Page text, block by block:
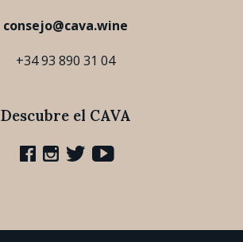
consejo@cava.wine
+34 93 890 31 04
Descubre el CAVA